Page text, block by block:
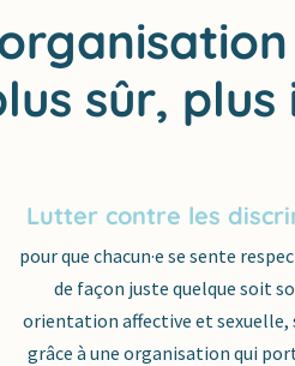
sûr, plus
Lutter contre les
pour que chacun·e se sente
de façon juste quelque soit
orientation affective et
grâce à une organisation qui